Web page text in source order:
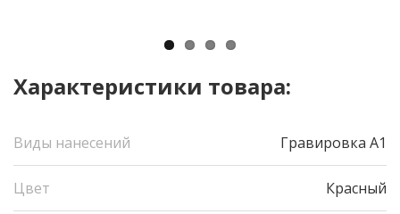
Характеристики товара:
Виды нанесений Гравировка А1
Цвет Красный